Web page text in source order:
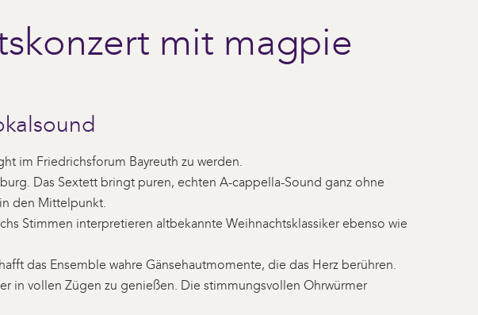
mit magpie
im Friedrichsforum Bayreuth zu werden.
Das Sextett bringt puren, echten A-cappella-Sound ganz ohne
den Mittelpunkt.
Stimmen interpretieren altbekannte Weihnachtsklassiker ebenso wie
das Ensemble wahre Gänsehautmomente, die das Herz berühren.
in vollen Zügen zu genießen. Die stimmungsvollen Ohrwürmer